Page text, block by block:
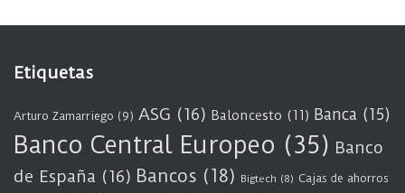
Etiquetas
Arturo Zamarriego (9) ASG (16) Baloncesto (11) Banca (15)
Banco Central Europeo (35) Banco
de España (16) Bancos (18) Bigtech (8) Cajas de ahorros